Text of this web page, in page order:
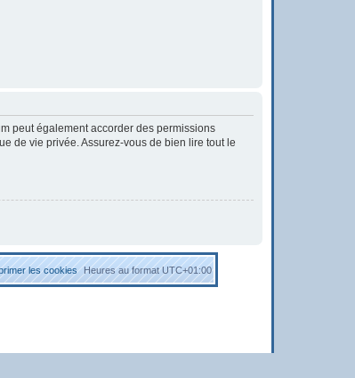
peut également accorder des permissions
de vie privée. Assurez-vous de bien lire tout le
Heures au formatUTC+01:00
les cookies